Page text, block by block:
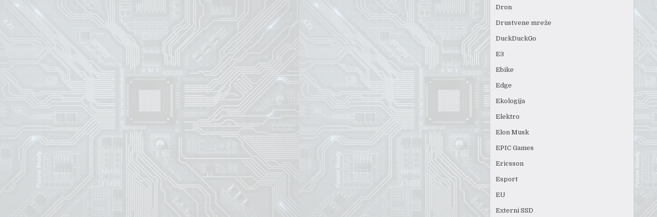
Dron
Drustvene mreže
DuckDuckGo
E3
Ebike
Edge
Ekologija
Elektro
Elon Musk
EPIC Games
Ericsson
Esport
EU
Externi SSD